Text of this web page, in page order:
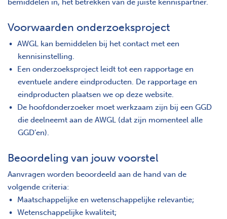
bemiddelen in, het betrekken van de juiste kennispartner.
Voorwaarden onderzoeksproject
AWGL kan bemiddelen bij het contact met een
kennisinstelling.
Een onderzoeksproject leidt tot een rapportage en
eventuele andere eindproducten. De rapportage en
eindproducten plaatsen we op deze website.
De hoofdonderzoeker moet werkzaam zijn bij een GGD
die deelneemt aan de AWGL (dat zijn momenteel alle
GGD’en).
Beoordeling van jouw voorstel
Aanvragen worden beoordeeld aan de hand van de
volgende criteria:
Maatschappelijke en wetenschappelijke relevantie;
Wetenschappelijke kwaliteit;